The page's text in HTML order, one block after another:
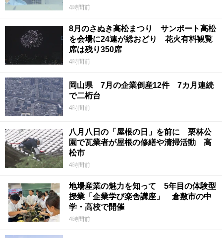
4時間前
8月のさぬき高松まつり サンポート高松
を会場に24連が総おどり 花火有料観覧
席は残り350席
4時間前
岡山県 7月の企業倒産12件 7カ月連続
で二桁台
4時間前
八月八日の「屋根の日」を前に 栗林公
園で瓦業者が屋根の修繕や清掃活動 高
松市
4時間前
地場産業の魅力を知って 5年目の体験型
授業「企業学び楽舎講座」 倉敷市の中
学・高校で開催
4時間前